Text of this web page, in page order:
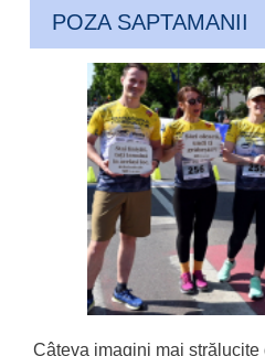
POZA SAPTAMANII
Câteva imagini mai strălucite